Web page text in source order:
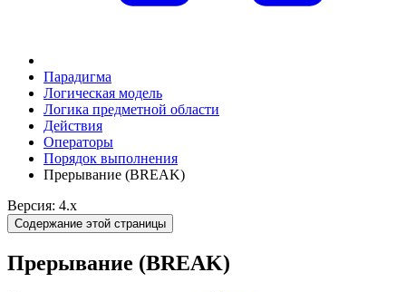
Парадигма
Логическая модель
Логика предметной области
Действия
Оператоpы
Порядок выполнения
Прерывание (BREAK)
Версия: 4.x
Содержание этой страницы
Прерывание (BREAK)